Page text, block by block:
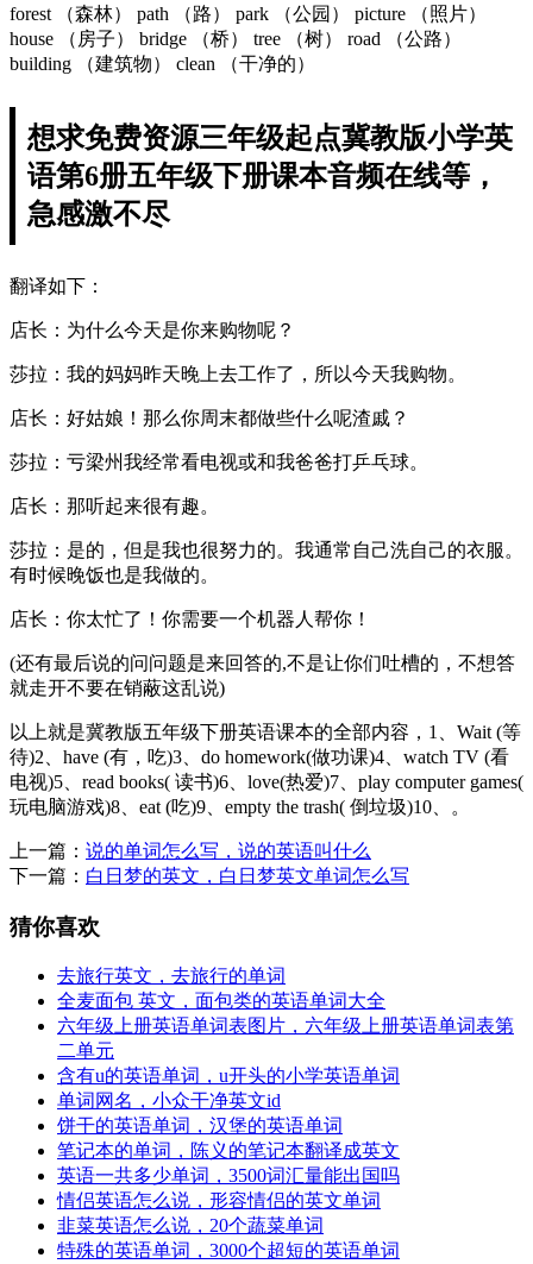
forest （森林） path （路） park （公园） picture （照片）
house （房子） bridge （桥） tree （树） road （公路）
building （建筑物） clean （干净的）
想求免费资源三年级起点冀教版小学英
语第6册五年级下册课本音频在线等，
急感激不尽
翻译如下：
店长：为什么今天是你来购物呢？
莎拉：我的妈妈昨天晚上去工作了，所以今天我购物。
店长：好姑娘！那么你周末都做些什么呢渣戚？
莎拉：亏梁州我经常看电视或和我爸爸打乒乓球。
店长：那听起来很有趣。
莎拉：是的，但是我也很努力的。我通常自己洗自己的衣服。
有时候晚饭也是我做的。
店长：你太忙了！你需要一个机器人帮你！
(还有最后说的问问题是来回答的,不是让你们吐槽的，不想答
就走开不要在销蔽这乱说)
以上就是冀教版五年级下册英语课本的全部内容，1、Wait (等
待)2、have (有，吃)3、do homework(做功课)4、watch TV (看
电视)5、read books( 读书)6、love(热爱)7、play computer games(
玩电脑游戏)8、eat (吃)9、empty the trash( 倒垃圾)10、。
上一篇： 说的单词怎么写，说的英语叫什么
下一篇： 白日梦的英文，白日梦英文单词怎么写
猜你喜欢
去旅行英文，去旅行的单词
全麦面包 英文，面包类的英语单词大全
六年级上册英语单词表图片，六年级上册英语单词表第
二单元
含有u的英语单词，u开头的小学英语单词
单词网名，小众干净英文id
饼干的英语单词，汉堡的英语单词
笔记本的单词，陈义的笔记本翻译成英文
英语一共多少单词，3500词汇量能出国吗
情侣英语怎么说，形容情侣的英文单词
韭菜英语怎么说，20个蔬菜单词
特殊的英语单词，3000个超短的英语单词